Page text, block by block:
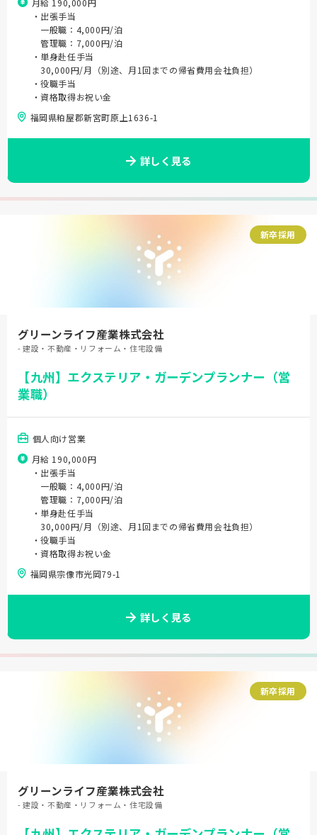
月給 190,000円
・出張手当
一般職：4,000円/泊
管理職：7,000円/泊
・単身赴任手当
30,000円/月（別途、月1回までの帰省費用会社負担）
・役職手当
・資格取得お祝い金
福岡県粕屋郡新宮町原上1636-1
詳しく見る
新卒採用
グリーンライフ産業株式会社
- 建設・不動産・リフォーム・住宅設備
【九州】エクステリア・ガーデンプランナー（営
業職）
個人向け営業
月給 190,000円
・出張手当
一般職：4,000円/泊
管理職：7,000円/泊
・単身赴任手当
30,000円/月（別途、月1回までの帰省費用会社負担）
・役職手当
・資格取得お祝い金
福岡県宗像市光岡79-1
詳しく見る
新卒採用
グリーンライフ産業株式会社
- 建設・不動産・リフォーム・住宅設備